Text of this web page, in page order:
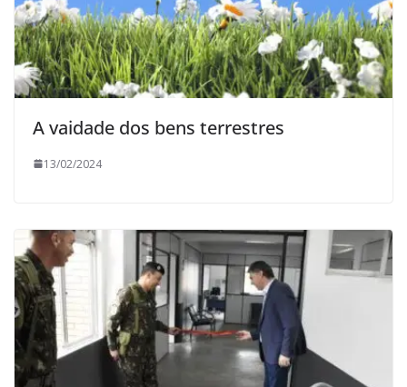
A vaidade dos bens terrestres
13/02/2024